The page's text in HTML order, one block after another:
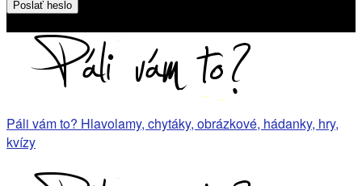
Páli vám to? Hlavolamy, chytáky, obrázkové, hádanky, hry,
kvízy